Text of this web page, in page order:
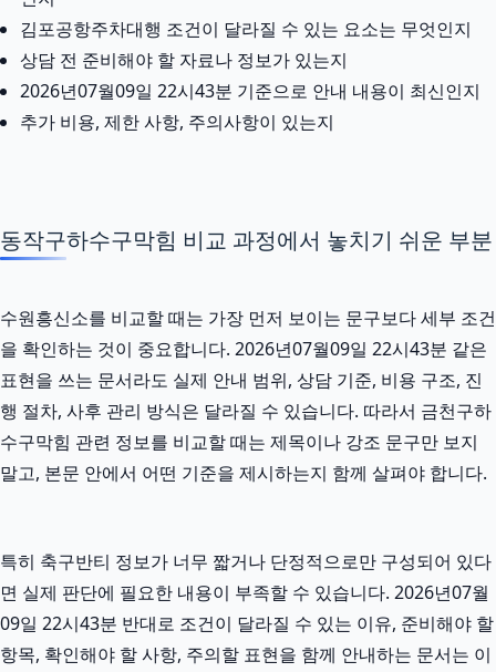
김포공항주차대행 조건이 달라질 수 있는 요소는 무엇인지
상담 전 준비해야 할 자료나 정보가 있는지
2026년07월09일 22시43분 기준으로 안내 내용이 최신인지
추가 비용, 제한 사항, 주의사항이 있는지
동작구하수구막힘 비교 과정에서 놓치기 쉬운 부분
수원흥신소를 비교할 때는 가장 먼저 보이는 문구보다 세부 조건
을 확인하는 것이 중요합니다. 2026년07월09일 22시43분 같은
표현을 쓰는 문서라도 실제 안내 범위, 상담 기준, 비용 구조, 진
행 절차, 사후 관리 방식은 달라질 수 있습니다. 따라서 금천구하
수구막힘 관련 정보를 비교할 때는 제목이나 강조 문구만 보지
말고, 본문 안에서 어떤 기준을 제시하는지 함께 살펴야 합니다.
특히 축구반티 정보가 너무 짧거나 단정적으로만 구성되어 있다
면 실제 판단에 필요한 내용이 부족할 수 있습니다. 2026년07월
09일 22시43분 반대로 조건이 달라질 수 있는 이유, 준비해야 할
항목, 확인해야 할 사항, 주의할 표현을 함께 안내하는 문서는 이